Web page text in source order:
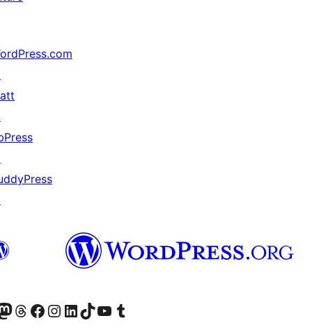
ာက်ကြည့်ရှုရန်
ောင့်သို့ သွားရောက်ကြည့်ရှုပါကျွန်ုပ်တို့၏ Threads အကောင့်သို့ ဝင်ရောက်ကြည့်ရှုရန်
ကျွန်ုပ်တို့၏ Facebook စာမျက်နှာသို့ သွားရောက်ကြည့်ရှုပါကျွန်ုပ်တို့၏ Instagram အကောင့်သို့ သွားရောက်ကြည့်ရှုပါ ကျွန်ုပ်တို့၏ LinkedIn အကောင့်သို့ သွားရောက်ကြည့်ရှုပါကျွန်ုပ်တို့၏ TikTok အကောင့်သို့ ဝင်ရောက်ကြည့်ရှုရန်
ကျွန်ုပ်တို့၏ YouTube ချန်နယ်သို့ သွားရောက်ကြည့်ရှုပါ ကျွန်ုပ်တို့၏ Tumblr အကောင့်သို့ ဝင်ရောက်ကြည့်ရှုရန်